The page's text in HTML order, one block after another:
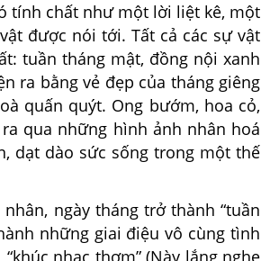
tính chất như một lời liệt kê, một
được nói tới. Tất cả các sự vật
tuần tháng mật, đồng nội xanh
ra bằng vẻ đẹp của tháng giêng
quấn quýt. Ong bướm, hoa cỏ,
qua những hình ảnh nhân hoá
dạt dào sức sống trong một thế
ngày tháng trở thành “tuần
những giai điệu vô cùng tình
nhạc thơm” (Này lắng nghe